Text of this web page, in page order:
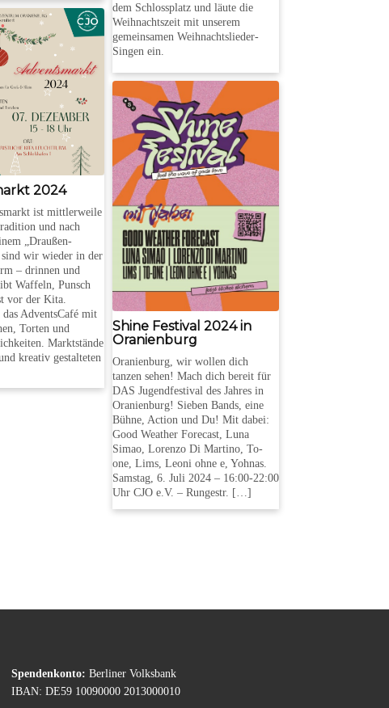
dem Schlossplatz und läute die
Weihnachtszeit mit unserem
gemeinsamen Weihnachtslieder-
Singen ein.
2024
ist mittlerweile
und nach
„Draußen-
wir wieder in der
– drinnen und
Waffeln, Punsch
vor der Kita.
AdventsCafé mit
Torten und
Marktstände
kreativ gestalteten
Shine Festival 2024 in
Oranienburg
Oranienburg, wir wollen dich
tanzen sehen! Mach dich bereit für
DAS Jugendfestival des Jahres in
Oranienburg! Sieben Bands, eine
Bühne, Action und Du! Mit dabei:
Good Weather Forecast, Luna
Simao, Lorenzo Di Martino, To-
one, Lims, Leoni ohne e, Yohnas.
Samstag, 6. Juli 2024 – 16:00-22:00
Uhr CJO e.V. – Rungestr. […]
Spendenkonto: Berliner Volksbank
IBAN: DE59 10090000 2013000010